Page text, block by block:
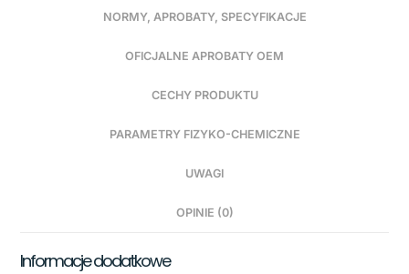
NORMY, APROBATY, SPECYFIKACJE
OFICJALNE APROBATY OEM
CECHY PRODUKTU
PARAMETRY FIZYKO-CHEMICZNE
UWAGI
OPINIE (0)
Informacje dodatkowe